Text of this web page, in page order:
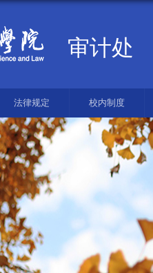
审计处
法律规定 校内制度